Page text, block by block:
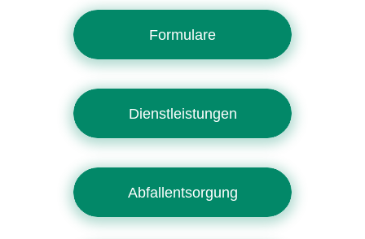
Formulare
Dienstleistungen
Abfallentsorgung